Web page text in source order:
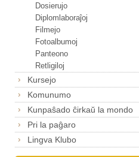
Dosierujo
Diplomlaboraĵoj
Filmejo
Fotoalbumoj
Panteono
Retligiloj
Kursejo
Komunumo
Kunpaŝado ĉirkaŭ la mondo
Pri la paĝaro
Lingva Klubo